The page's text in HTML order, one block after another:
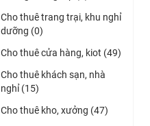
Cho thuê trang trại, khu nghỉ
dưỡng (0)
Cho thuê cửa hàng, kiot (49)
Cho thuê khách sạn, nhà
nghỉ (15)
Cho thuê kho, xưởng (47)